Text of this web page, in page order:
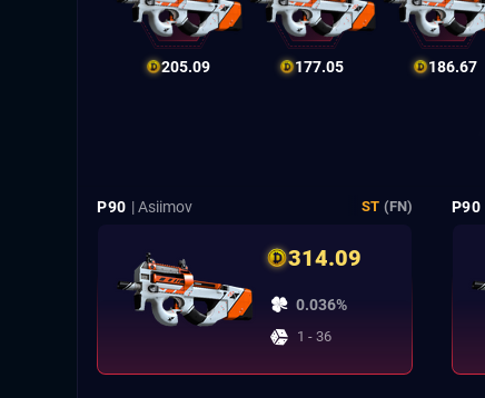
205.09 177.05 186.67
P90 | Asiimov ST (FN)
314.09
0.036%
1 - 36
P90